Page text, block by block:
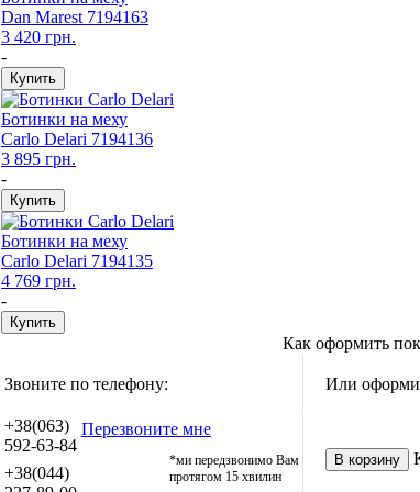
Dan Marest 7194163
3 420 грн.
-
Ботинки на меху
Carlo Delari 7194136
3 895 грн.
-
Ботинки на меху
Carlo Delari 7194135
4 769 грн.
-
Как оформить
Звоните по телефону: Или
+38(063)
592-63-84
+38(044)
Перезвоните мне
*ми передзвонимо Вам
протягом 15 хвилин